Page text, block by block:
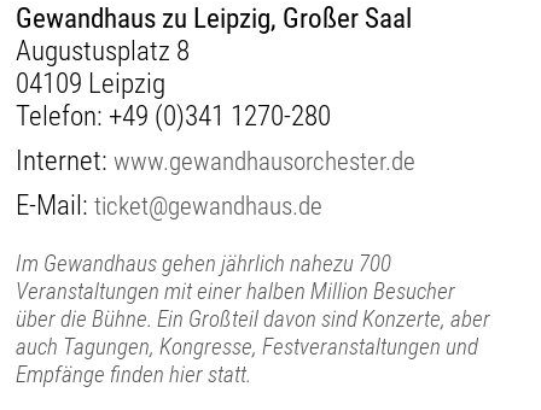
Gewandhaus zu Leipzig, Großer Saal
Augustusplatz 8
04109 Leipzig
Telefon: +49 (0)341 1270-280
Internet:www.gewandhausorchester.de
E-Mail:ticket@gewandhaus.de
Im Gewandhaus gehen jährlich nahezu 700
Veranstaltungen mit einer halben Million Besucher
über die Bühne. Ein Großteil davon sind Konzerte, aber
auch Tagungen, Kongresse, Festveranstaltungen und
Empfänge finden hier statt.